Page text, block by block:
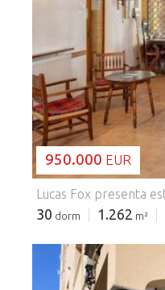
950.000 EUR
30 dorm 1.262 m²